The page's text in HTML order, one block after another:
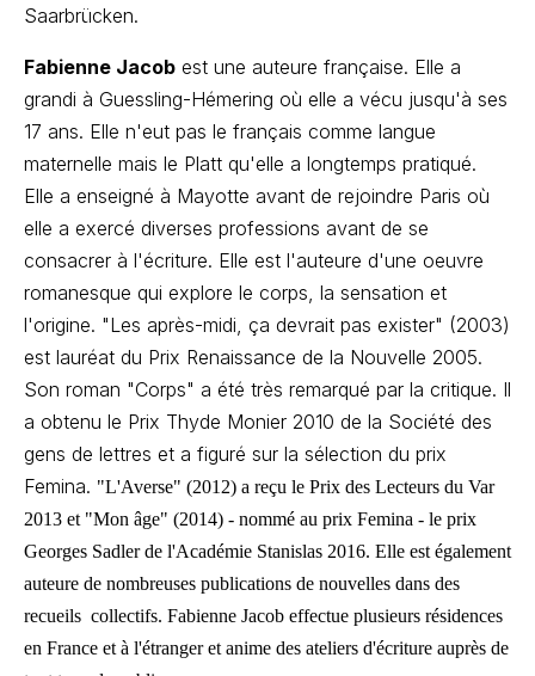
Saarbrücken.
Fabienne Jacob est une auteure française. Elle a
grandi à Guessling-Hémering où elle a vécu jusqu'à ses
17 ans. Elle n'eut pas le français comme langue
maternelle mais le Platt qu'elle a longtemps pratiqué.
Elle a enseigné à Mayotte avant de rejoindre Paris où
elle a exercé diverses professions avant de se
consacrer à l'écriture. Elle est l'auteure d'une oeuvre
romanesque qui explore le corps, la sensation et
l'origine. "Les après-midi, ça devrait pas exister" (2003)
est lauréat du Prix Renaissance de la Nouvelle 2005.
Son roman "Corps" a été très remarqué par la critique. Il
a obtenu le Prix Thyde Monier 2010 de la Société des
gens de lettres et a figuré sur la sélection du prix
Femina. "L'Averse" (2012) a reçu le Prix des Lecteurs du Var
2013 et "Mon âge" (2014) - nommé au prix Femina - le prix
Georges Sadler de l'Académie Stanislas 2016. Elle est également
auteure de nombreuses publications de nouvelles dans des
recueils collectifs. Fabienne Jacob effectue plusieurs résidences
en France et à l'étranger et anime des ateliers d'écriture auprès de